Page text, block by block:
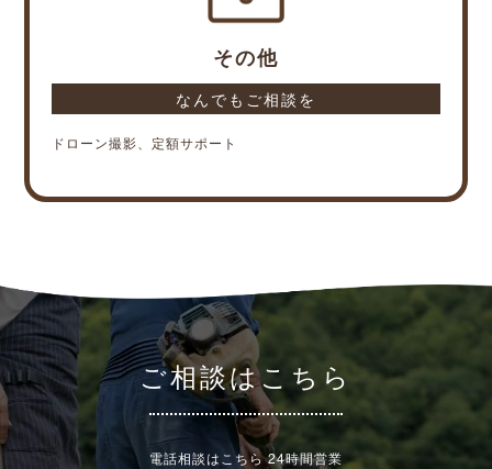
その他
なんでもご相談を
ドローン撮影、定額サポート
ご相談はこちら
電話相談はこちら 24時間営業